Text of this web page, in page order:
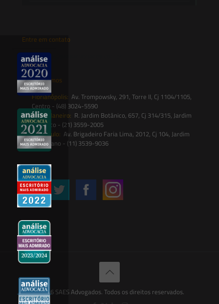
Entre em contato
contato@saesadvogados.com.br
Onde estamos
Florianópolis: Av. Trompowsky, 291, Torre II, Cj 1104/1105,
Centro - (48) 3024-5590
Rio de Janeiro: R. Jardim Botânico, 657, Cj 314/315, Jardim
Botânico - (21) 3559-2005
São Paulo: Av. Brigadeiro Faria Lima, 2012, Cj 104, Jardim
Paulistano - (11) 3539-9036
Siga-nos
© 2026 SAES Advogados. Todos os direitos reservados.